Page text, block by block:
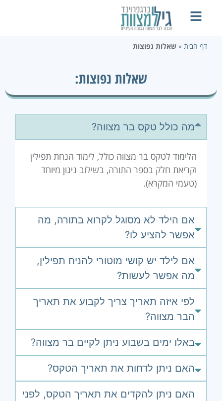
דף הבית » שאלות נפוצות
שאלות נפוצות:
מה כולל טקס בר מצווה?
הלימוד לטקס בר מצווה כולל, לימוד הנחת תפילין
וקריאת חלק בספר התורה, בשילוב ניגון מיוחד
(טעמי המקרא).
אם הילד לא מסוגל לקרוא בתורה, מה
אפשר להציע לו?
אם לילד יש קושי מוטורי להניח תפילין,
מה אפשר לעשות?
לפי איזה תאריך צריך לקבוע את תאריך
הבר מצווה?
באלו ימים בשבוע ניתן לקיים בר מצווה?
האם ניתן לדחות את תאריך הטקס?
האם ניתן להקדים את תאריך הטקס, לפני